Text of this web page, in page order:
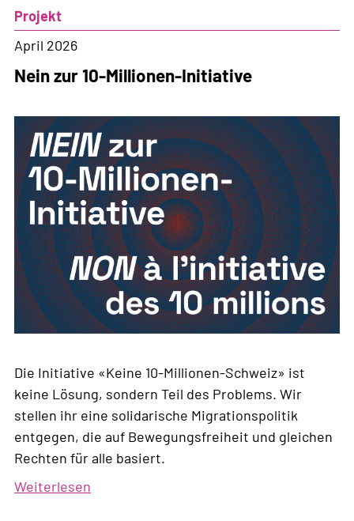
Projekt
April 2026
Nein zur 10-Millionen-Initiative
Die Initiative «Keine 10-Millionen-Schweiz» ist
keine Lösung, sondern Teil des Problems. Wir
stellen ihr eine solidarische Migrationspolitik
entgegen, die auf Bewegungsfreiheit und gleichen
Rechten für alle basiert.
Weiterlesen